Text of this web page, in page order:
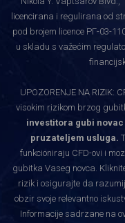
licencirana i regulirana od
pod brojem licence РГ-03-
u skladu s važećim
UPOZORENJE NA RIZIK:
visokim rizikom brzog
investitora gubi
pruzateljem usluga.
funkcioniraju CFD-ovi i
gubitka Vaseg novca.
rizik i osigurajte da
obzir svoje relevantno
Informacije sadrzane na